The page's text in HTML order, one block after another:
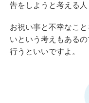
告をしようと考える
お祝い事と不幸なこ
いという考えもある
行うといいですよ。